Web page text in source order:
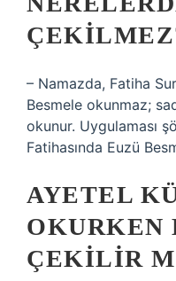
– Namazda, Fatiha
Besmele okunmaz;
okunur. Uygulaması
Fatihasında Euzü
AYETEL
OKURKEN
ÇEKILIR